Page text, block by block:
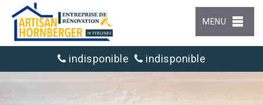
MENU
indisponible indisponible